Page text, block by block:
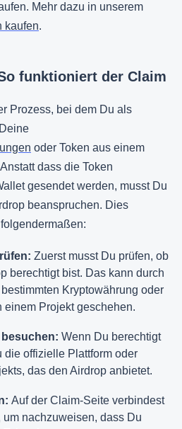
Mehr dazu in unserem
kaufen.
funktioniert der Claim
Prozess, bei dem Du als
oder Token aus einem
dass die Token
gesendet werden, musst Du
beanspruchen. Dies
Zuerst musst Du prüfen, ob
berechtigt bist. Das kann durch
Kryptowährung oder
einem Projekt geschehen.
Wenn Du berechtigt
die offizielle Plattform oder
das den Airdrop anbietet.
Auf der Claim-Seite verbindest
um nachzuweisen, dass Du